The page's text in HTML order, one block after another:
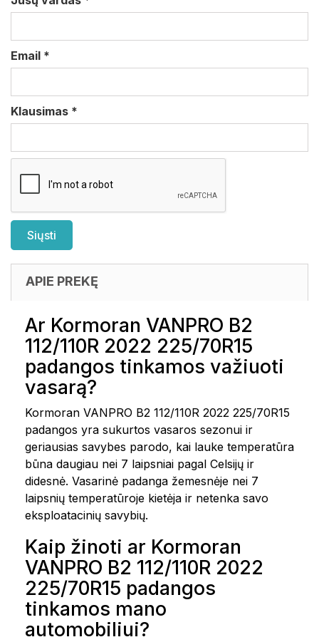
Email *
Klausimas *
APIE PREKĘ
Ar Kormoran VANPRO B2
112/110R 2022 225/70R15
padangos tinkamos važiuoti
vasarą?
Kormoran VANPRO B2 112/110R 2022 225/70R15
padangos yra sukurtos vasaros sezonui ir
geriausias savybes parodo, kai lauke temperatūra
būna daugiau nei 7 laipsniai pagal Celsijų ir
didesnė. Vasarinė padanga žemesnėje nei 7
laipsnių temperatūroje kietėja ir netenka savo
eksploatacinių savybių.
Kaip žinoti ar Kormoran
VANPRO B2 112/110R 2022
225/70R15 padangos
tinkamos mano
automobiliui?